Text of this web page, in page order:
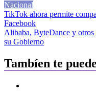
Nacional
Navegación
de
entradas
TikTok ahora permite
Facebook
Alibaba, ByteDance y otros
su Gobierno
Tambíen te